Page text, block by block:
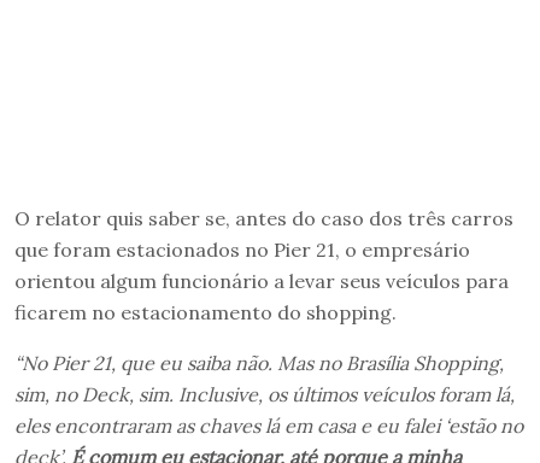
O relator quis saber se, antes do caso dos três carros
que foram estacionados no Pier 21, o empresário
orientou algum funcionário a levar seus veículos para
ficarem no estacionamento do shopping.
“No Pier 21, que eu saiba não. Mas no Brasília Shopping,
sim, no Deck, sim. Inclusive, os últimos veículos foram lá,
eles encontraram as chaves lá em casa e eu falei ‘estão no
deck’. É comum eu estacionar, até porque a minha